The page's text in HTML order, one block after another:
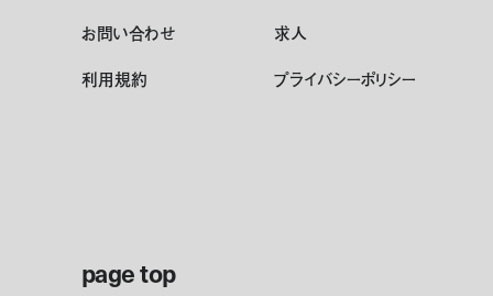
お問い合わせ
求人
利用規約 プライバシーポリシー
page top